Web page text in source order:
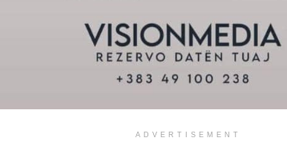
ADVERTISEMENT